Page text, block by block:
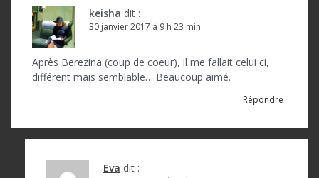
keisha dit :
30 janvier 2017 à 9 h 23 min
Après Berezina (coup de coeur), il me fallait celui ci,
différent mais semblable… Beaucoup aimé.
Répondre
Eva dit :